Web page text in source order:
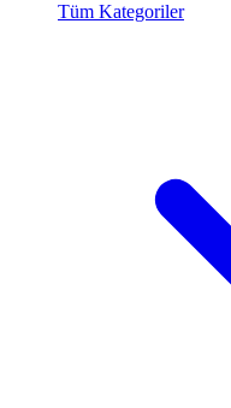
Tüm Kategoriler